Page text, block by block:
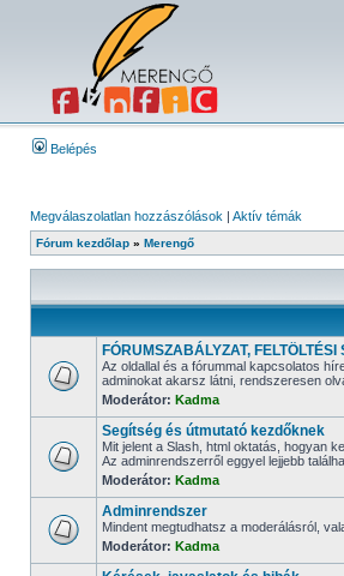
Belépés
Megválaszolatlan hozzászólások | Aktív témák
Fórum kezdőlap » Merengő
FÓRUMSZABÁLYZAT,
Az oldallal és a fórummal kapcsolatos
adminokat akarsz látni, rendszeresen
Moderátor: Kadma
Segítség és útmutató kezdőknek
Mit jelent a Slash, html oktatás, hogyan
Az adminrendszerről eggyel lejjebb
Moderátor: Kadma
Adminrendszer
Mindent megtudhatsz a moderálásról,
Moderátor: Kadma